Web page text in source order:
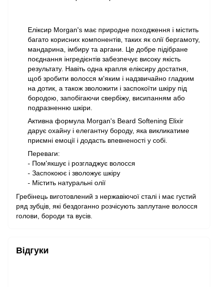
Еліксир Morgan's має природне походження і містить
багато корисних компонентів, таких як олії бергамоту,
мандарина, імбиру та аргани. Це добре підібране
поєднання інгредієнтів забезпечує високу якість
результату. Навіть одна крапля еліксиру достатня,
щоб зробити волосся м'яким і надзвичайно гладким
на дотик, а також зволожити і заспокоїти шкіру під
бородою, запобігаючи свербіжу, висипанням або
подразненню шкіри.
Активна формула Morgan's Beard Softening Elixir
дарує охайну і елегантну бороду, яка викликатиме
приємні емоції і додасть впевненості у собі.
Переваги:
- Пом'якшує і розгладжує волосся
- Заспокоює і зволожує шкіру
- Містить натуральні олії
Гребінець виготовлений з нержавіючої сталі і має густий
ряд зубців, які бездоганно розчісують заплутане волосся
голови, бороди та вусів.
Відгуки